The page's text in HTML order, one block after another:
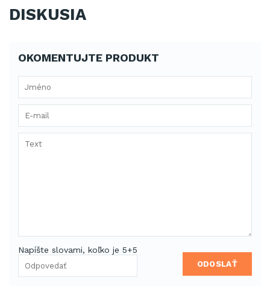
DISKUSIA
OKOMENTUJTE PRODUKT
Napíšte slovami, koľko je 5+5
ODOSLAŤ